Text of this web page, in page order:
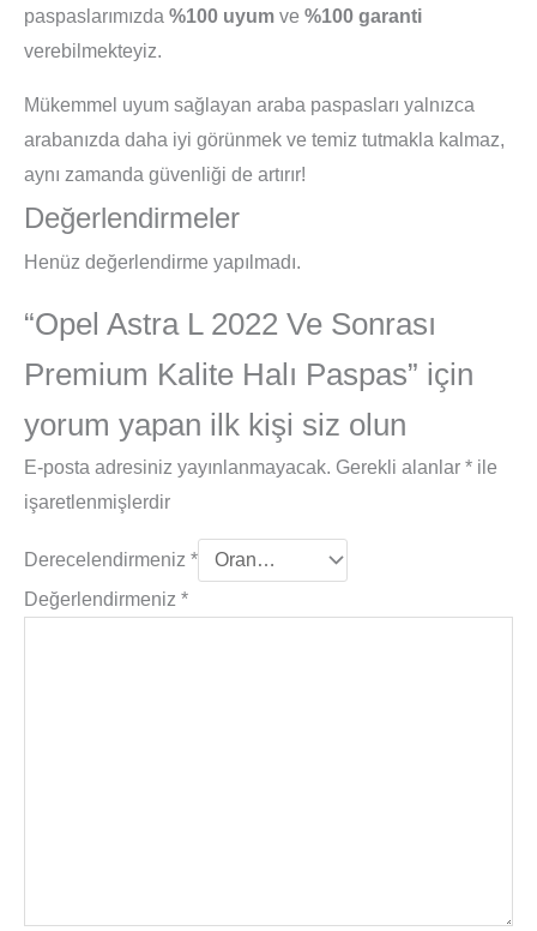
paspaslarımızda %100 uyum ve %100 garanti
verebilmekteyiz.
Mükemmel uyum sağlayan araba paspasları yalnızca
arabanızda daha iyi görünmek ve temiz tutmakla kalmaz,
aynı zamanda güvenliği de artırır!
Değerlendirmeler
Henüz değerlendirme yapılmadı.
“Opel Astra L 2022 Ve Sonrası
Premium Kalite Halı Paspas” için
yorum yapan ilk kişi siz olun
E-posta adresiniz yayınlanmayacak. Gerekli alanlar * ile
işaretlenmişlerdir
Derecelendirmeniz *
Değerlendirmeniz *